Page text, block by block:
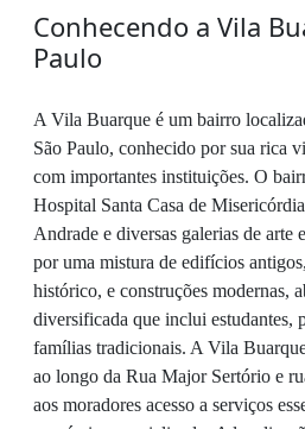
Conhecendo a Vila
Paulo
A Vila Buarque é um bairro
São Paulo, conhecido por sua rica
com importantes instituições. O
Hospital Santa Casa de
Andrade e diversas galerias de arte
por uma mistura de edifícios
histórico, e construções modernas,
diversificada que inclui estudantes,
famílias tradicionais. A Vila
ao longo da Rua Major Sertório e
aos moradores acesso a serviços